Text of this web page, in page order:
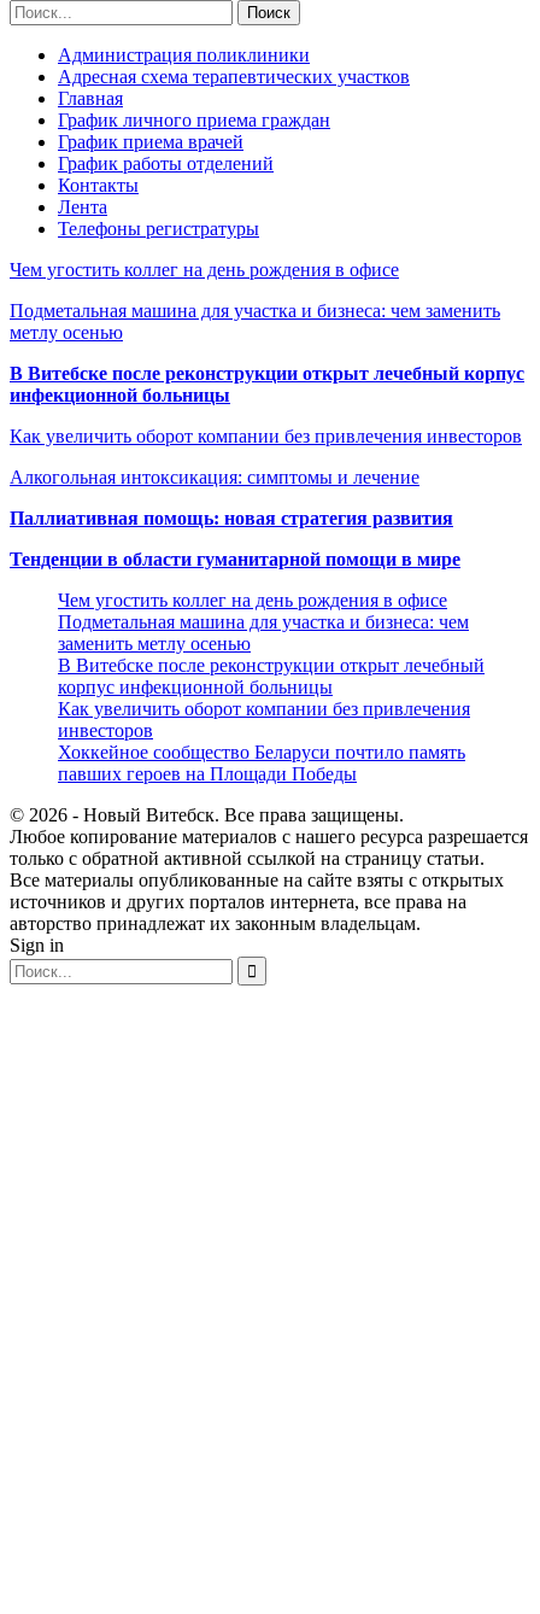
Администрация поликлиники
Адресная схема терапевтических участков
Главная
График личного приема граждан
График приема врачей
График работы отделений
Контакты
Лента
Телефоны регистратуры
Чем угостить коллег на день рождения в офисе
Подметальная машина для участка и бизнеса: чем заменить
метлу осенью
В Витебске после реконструкции открыт лечебный корпус
инфекционной больницы
Как увеличить оборот компании без привлечения инвесторов
Алкогольная интоксикация: симптомы и лечение
Паллиативная помощь: новая стратегия развития
Тенденции в области гуманитарной помощи в мире
Чем угостить коллег на день рождения в офисе
Подметальная машина для участка и бизнеса: чем
заменить метлу осенью
В Витебске после реконструкции открыт лечебный
корпус инфекционной больницы
Как увеличить оборот компании без привлечения
инвесторов
Хоккейное сообщество Беларуси почтило память
павших героев на Площади Победы
© 2026 - Новый Витебск. Все права защищены.
Любое копирование материалов с нашего ресурса разрешается
только с обратной активной ссылкой на страницу статьи.
Все материалы опубликованные на сайте взяты с открытых
источников и других порталов интернета, все права на
авторство принадлежат их законным владельцам.
Sign in